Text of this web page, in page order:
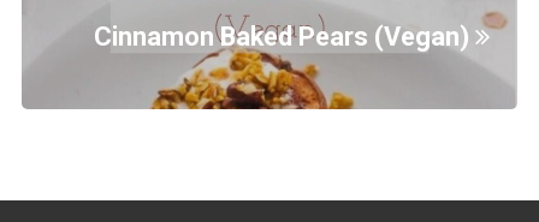
Cinnamon Baked Pears (Vegan)